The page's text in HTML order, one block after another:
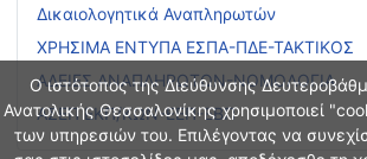
Ο ιστότοπος της Διεύθυνσης
Ανατολικής Θεσσαλονίκης χρησιμοποιεί
των υπηρεσιών του. Επιλέγοντας να
Δικαιολογητικά Αναπληρωτών
ΧΡΗΣΙΜΑ ΕΝΤΥΠΑ ΕΣΠΑ-ΠΔΕ-ΤΑΚΤΙΚΟΣ
ΑΔΕΙΕΣ ΑΝΑΠΛΗΡΩΤΩΝ-ΝΟΜΟΛΟΓΙΑ
ΑΣΕΠ ΕΚΠ/ΚΩΝ-ΕΕΠ-ΕΒΠ